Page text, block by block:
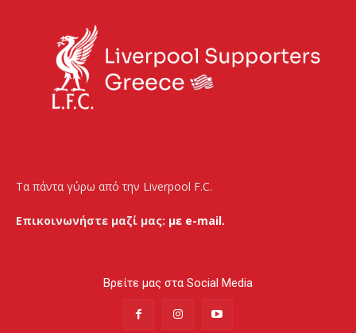
Τα πάντα γύρω από την Liverpool F.C.
Επικοινωνήστε μαζί μας: με e-mail.
Βρείτε μας στα Social Media